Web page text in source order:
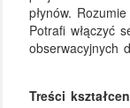
płynów.
Potrafi włączyć
obserwacyjnych
Treści